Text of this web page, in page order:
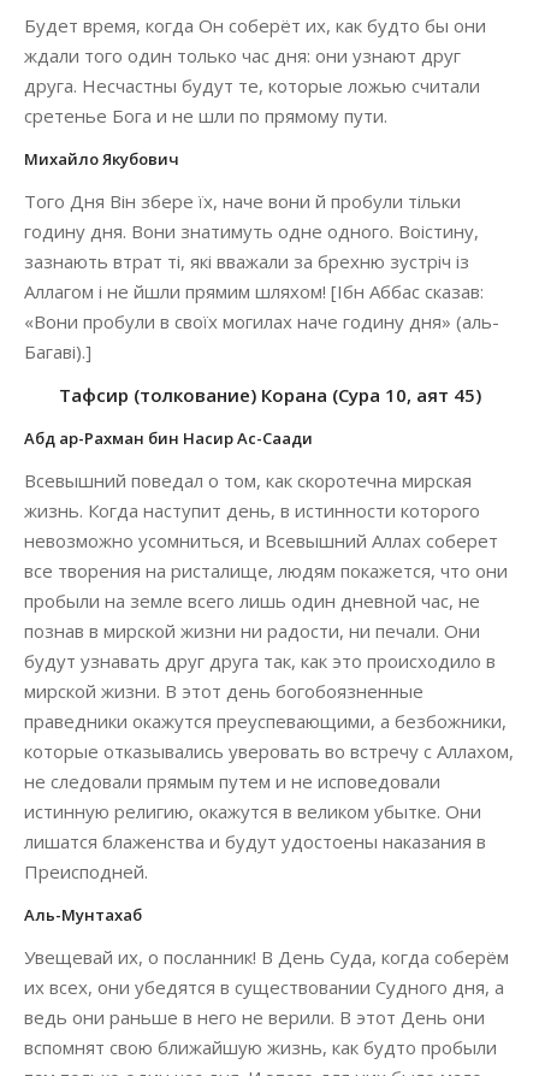
Будет время, когда Он соберёт их, как будто бы они
ждали того один только час дня: они узнают друг
друга. Несчастны будут те, которые ложью считали
сретенье Бога и не шли по прямому пути.
Михайло Якубович
Того Дня Він збере їх, наче вони й пробули тільки
годину дня. Вони знатимуть одне одного. Воістину,
зазнають втрат ті, які вважали за брехню зустріч із
Аллагом і не йшли прямим шляхом! [Ібн Аббас сказав:
«Вони пробули в своїх могилах наче годину дня» (аль-
Багаві).]
Тафсир (толкование) Корана (Сура 10, аят 45)
Абд ар-Рахман бин Насир Ас-Саади
Всевышний поведал о том, как скоротечна мирская
жизнь. Когда наступит день, в истинности которого
невозможно усомниться, и Всевышний Аллах соберет
все творения на ристалище, людям покажется, что они
пробыли на земле всего лишь один дневной час, не
познав в мирской жизни ни радости, ни печали. Они
будут узнавать друг друга так, как это происходило в
мирской жизни. В этот день богобоязненные
праведники окажутся преуспевающими, а безбожники,
которые отказывались уверовать во встречу с Аллахом,
не следовали прямым путем и не исповедовали
истинную религию, окажутся в великом убытке. Они
лишатся блаженства и будут удостоены наказания в
Преисподней.
Аль-Мунтахаб
Увещевай их, о посланник! В День Суда, когда соберём
их всех, они убедятся в существовании Судного дня, а
ведь они раньше в него не верили. В этот День они
вспомнят свою ближайшую жизнь, как будто пробыли